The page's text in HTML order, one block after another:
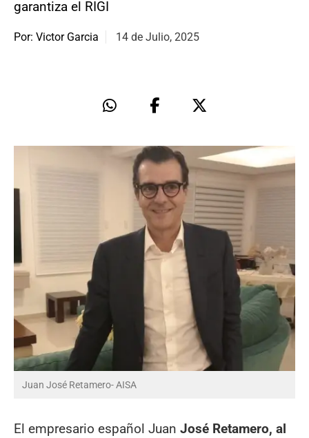
garantiza el RIGI
Por: Victor Garcia 14 de Julio, 2025
Juan José Retamero- AISA
El empresario español Juan José Retamero, al